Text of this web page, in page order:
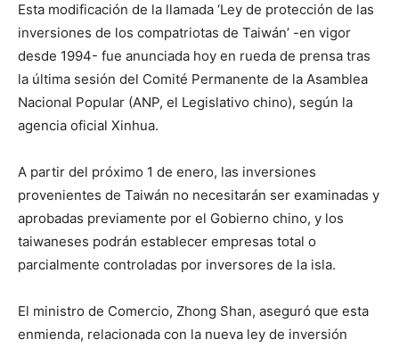
Esta modificación de la llamada ‘Ley de protección de las
inversiones de los compatriotas de Taiwán’ -en vigor
desde 1994- fue anunciada hoy en rueda de prensa tras
la última sesión del Comité Permanente de la Asamblea
Nacional Popular (ANP, el Legislativo chino), según la
agencia oficial Xinhua.
A partir del próximo 1 de enero, las inversiones
provenientes de Taiwán no necesitarán ser examinadas y
aprobadas previamente por el Gobierno chino, y los
taiwaneses podrán establecer empresas total o
parcialmente controladas por inversores de la isla.
El ministro de Comercio, Zhong Shan, aseguró que esta
enmienda, relacionada con la nueva ley de inversión